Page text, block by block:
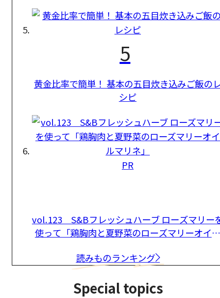
5
黄金比率で簡単！ 基本の五目炊き込みご飯の
シピ
PR
vol.123 S&Bフレッシュハーブ ローズマリー
使って「鶏胸肉と夏野菜のローズマリーオイル
読みものランキング
Special topics